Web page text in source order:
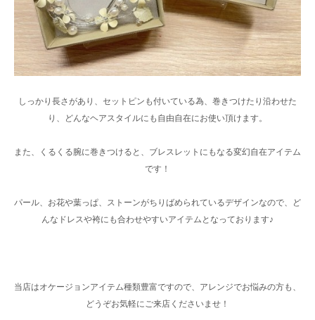
しっかり長さがあり、セットピンも付いている為、巻きつけたり沿わせた
り、どんなヘアスタイルにも自由自在にお使い頂けます。
また、くるくる腕に巻きつけると、ブレスレットにもなる変幻自在アイテム
です！
パール、お花や葉っぱ、ストーンがちりばめられているデザインなので、ど
んなドレスや袴にも合わせやすいアイテムとなっております♪
当店はオケージョンアイテム種類豊富ですので、アレンジでお悩みの方も、
どうぞお気軽にご来店くださいませ！